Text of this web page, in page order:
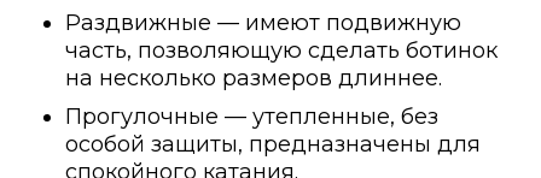
Раздвижные — имеют подвижную
часть, позволяющую сделать ботинок
на несколько размеров длиннее.
Прогулочные — утепленные, без
особой защиты, предназначены для
спокойного катания.